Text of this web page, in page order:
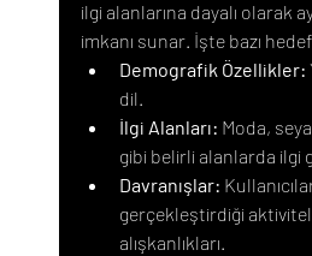
ilgi alanlarına dayalı olarak
imkanı sunar. İşte bazı
Demografik Özellikler:
dil.
İlgi Alanları: Moda,
gibi belirli alanlarda ilgi
Davranışlar:
gerçekleştirdiği
alışkanlıkları.